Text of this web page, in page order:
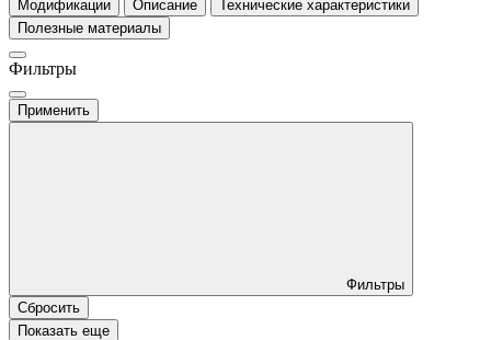
Модификации Описание
Технические характеристики
Полезные материалы
Фильтры
Применить
Фильтры
Сбросить
Показать еще